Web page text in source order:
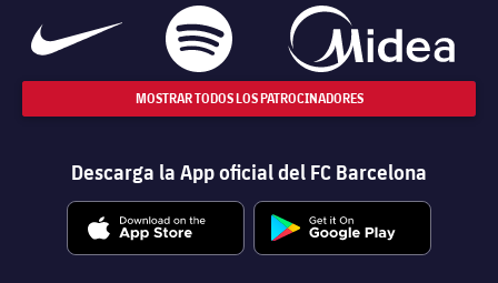
MOSTRAR TODOS LOS PATROCINADORES
Descarga la App oficial del FC Barcelona